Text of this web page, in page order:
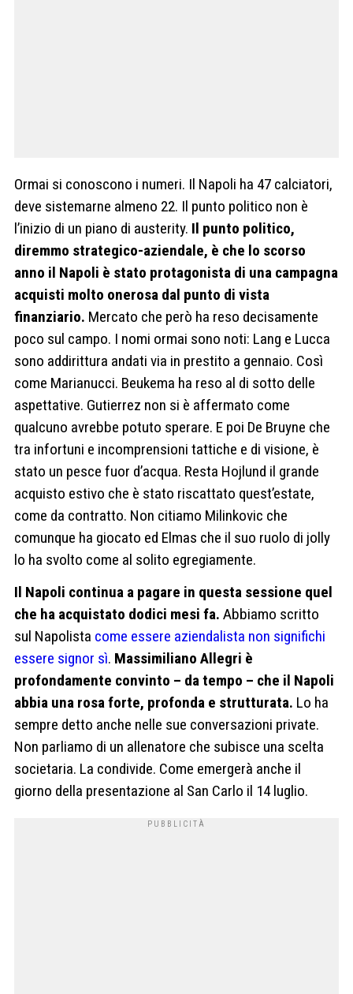
Ormai si conoscono i numeri. Il Napoli ha 47 calciatori,
deve sistemarne almeno 22. Il punto politico non è
l’inizio di un piano di austerity. Il punto politico,
diremmo strategico-aziendale, è che lo scorso
anno il Napoli è stato protagonista di una campagna
acquisti molto onerosa dal punto di vista
finanziario. Mercato che però ha reso decisamente
poco sul campo. I nomi ormai sono noti: Lang e Lucca
sono addirittura andati via in prestito a gennaio. Così
come Marianucci. Beukema ha reso al di sotto delle
aspettative. Gutierrez non si è affermato come
qualcuno avrebbe potuto sperare. E poi De Bruyne che
tra infortuni e incomprensioni tattiche e di visione, è
stato un pesce fuor d’acqua. Resta Hojlund il grande
acquisto estivo che è stato riscattato quest’estate,
come da contratto. Non citiamo Milinkovic che
comunque ha giocato ed Elmas che il suo ruolo di jolly
lo ha svolto come al solito egregiamente.
Il Napoli continua a pagare in questa sessione quel
che ha acquistato dodici mesi fa. Abbiamo scritto
sul Napolista come essere aziendalista non significhi
essere signor sì. Massimiliano Allegri è
profondamente convinto – da tempo – che il Napoli
abbia una rosa forte, profonda e strutturata. Lo ha
sempre detto anche nelle sue conversazioni private.
Non parliamo di un allenatore che subisce una scelta
societaria. La condivide. Come emergerà anche il
giorno della presentazione al San Carlo il 14 luglio.